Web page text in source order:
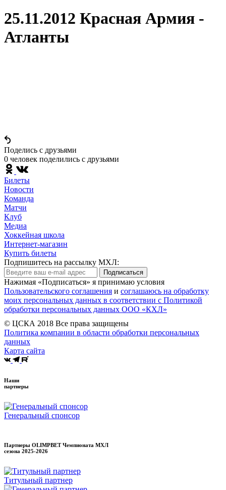
25.11.2012 Красная Армия -
Атланты
Поделись c друзьями
0 человек поделились c друзьями
Билеты
Новости
Команда
Матчи
Клуб
Медиа
Хоккейная школа
Интернет-магазин
Купить билеты
Подпишитесь на рассылку МХЛ:
Подписаться
Нажимая «Подписаться» я принимаю условия
Пользовательского соглашения и соглашаюсь на обработку
моих персональных данных в соответствии с Политикой
обработки персональных данных ООО «КХЛ»
© ЦСКА 2018 Все права защищены
Политика компании в области обработки персональных
данных
Карта сайта
Наши
партнеры
Генеральный спонсор
Партнеры OLIMPBET Чемпионата МХЛ
сезона 2025-2026
Титульный партнер